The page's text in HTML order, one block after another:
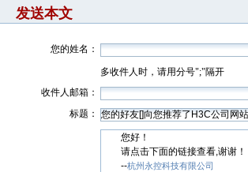
发送本文
您的姓名：
多收件人时，请用分号";"隔开
收件人邮箱：
标题：
您好！
请点击下面的链接查看,谢谢！
--杭州永控科技有限公司